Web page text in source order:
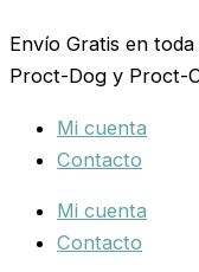
al
contenido
Envío Gratis en
Proct-Dog y Proct-
Mi cuenta
Contacto
Mi cuenta
Contacto
...
EXTERIOR
CON
PUERTA
Plastico
cantidad